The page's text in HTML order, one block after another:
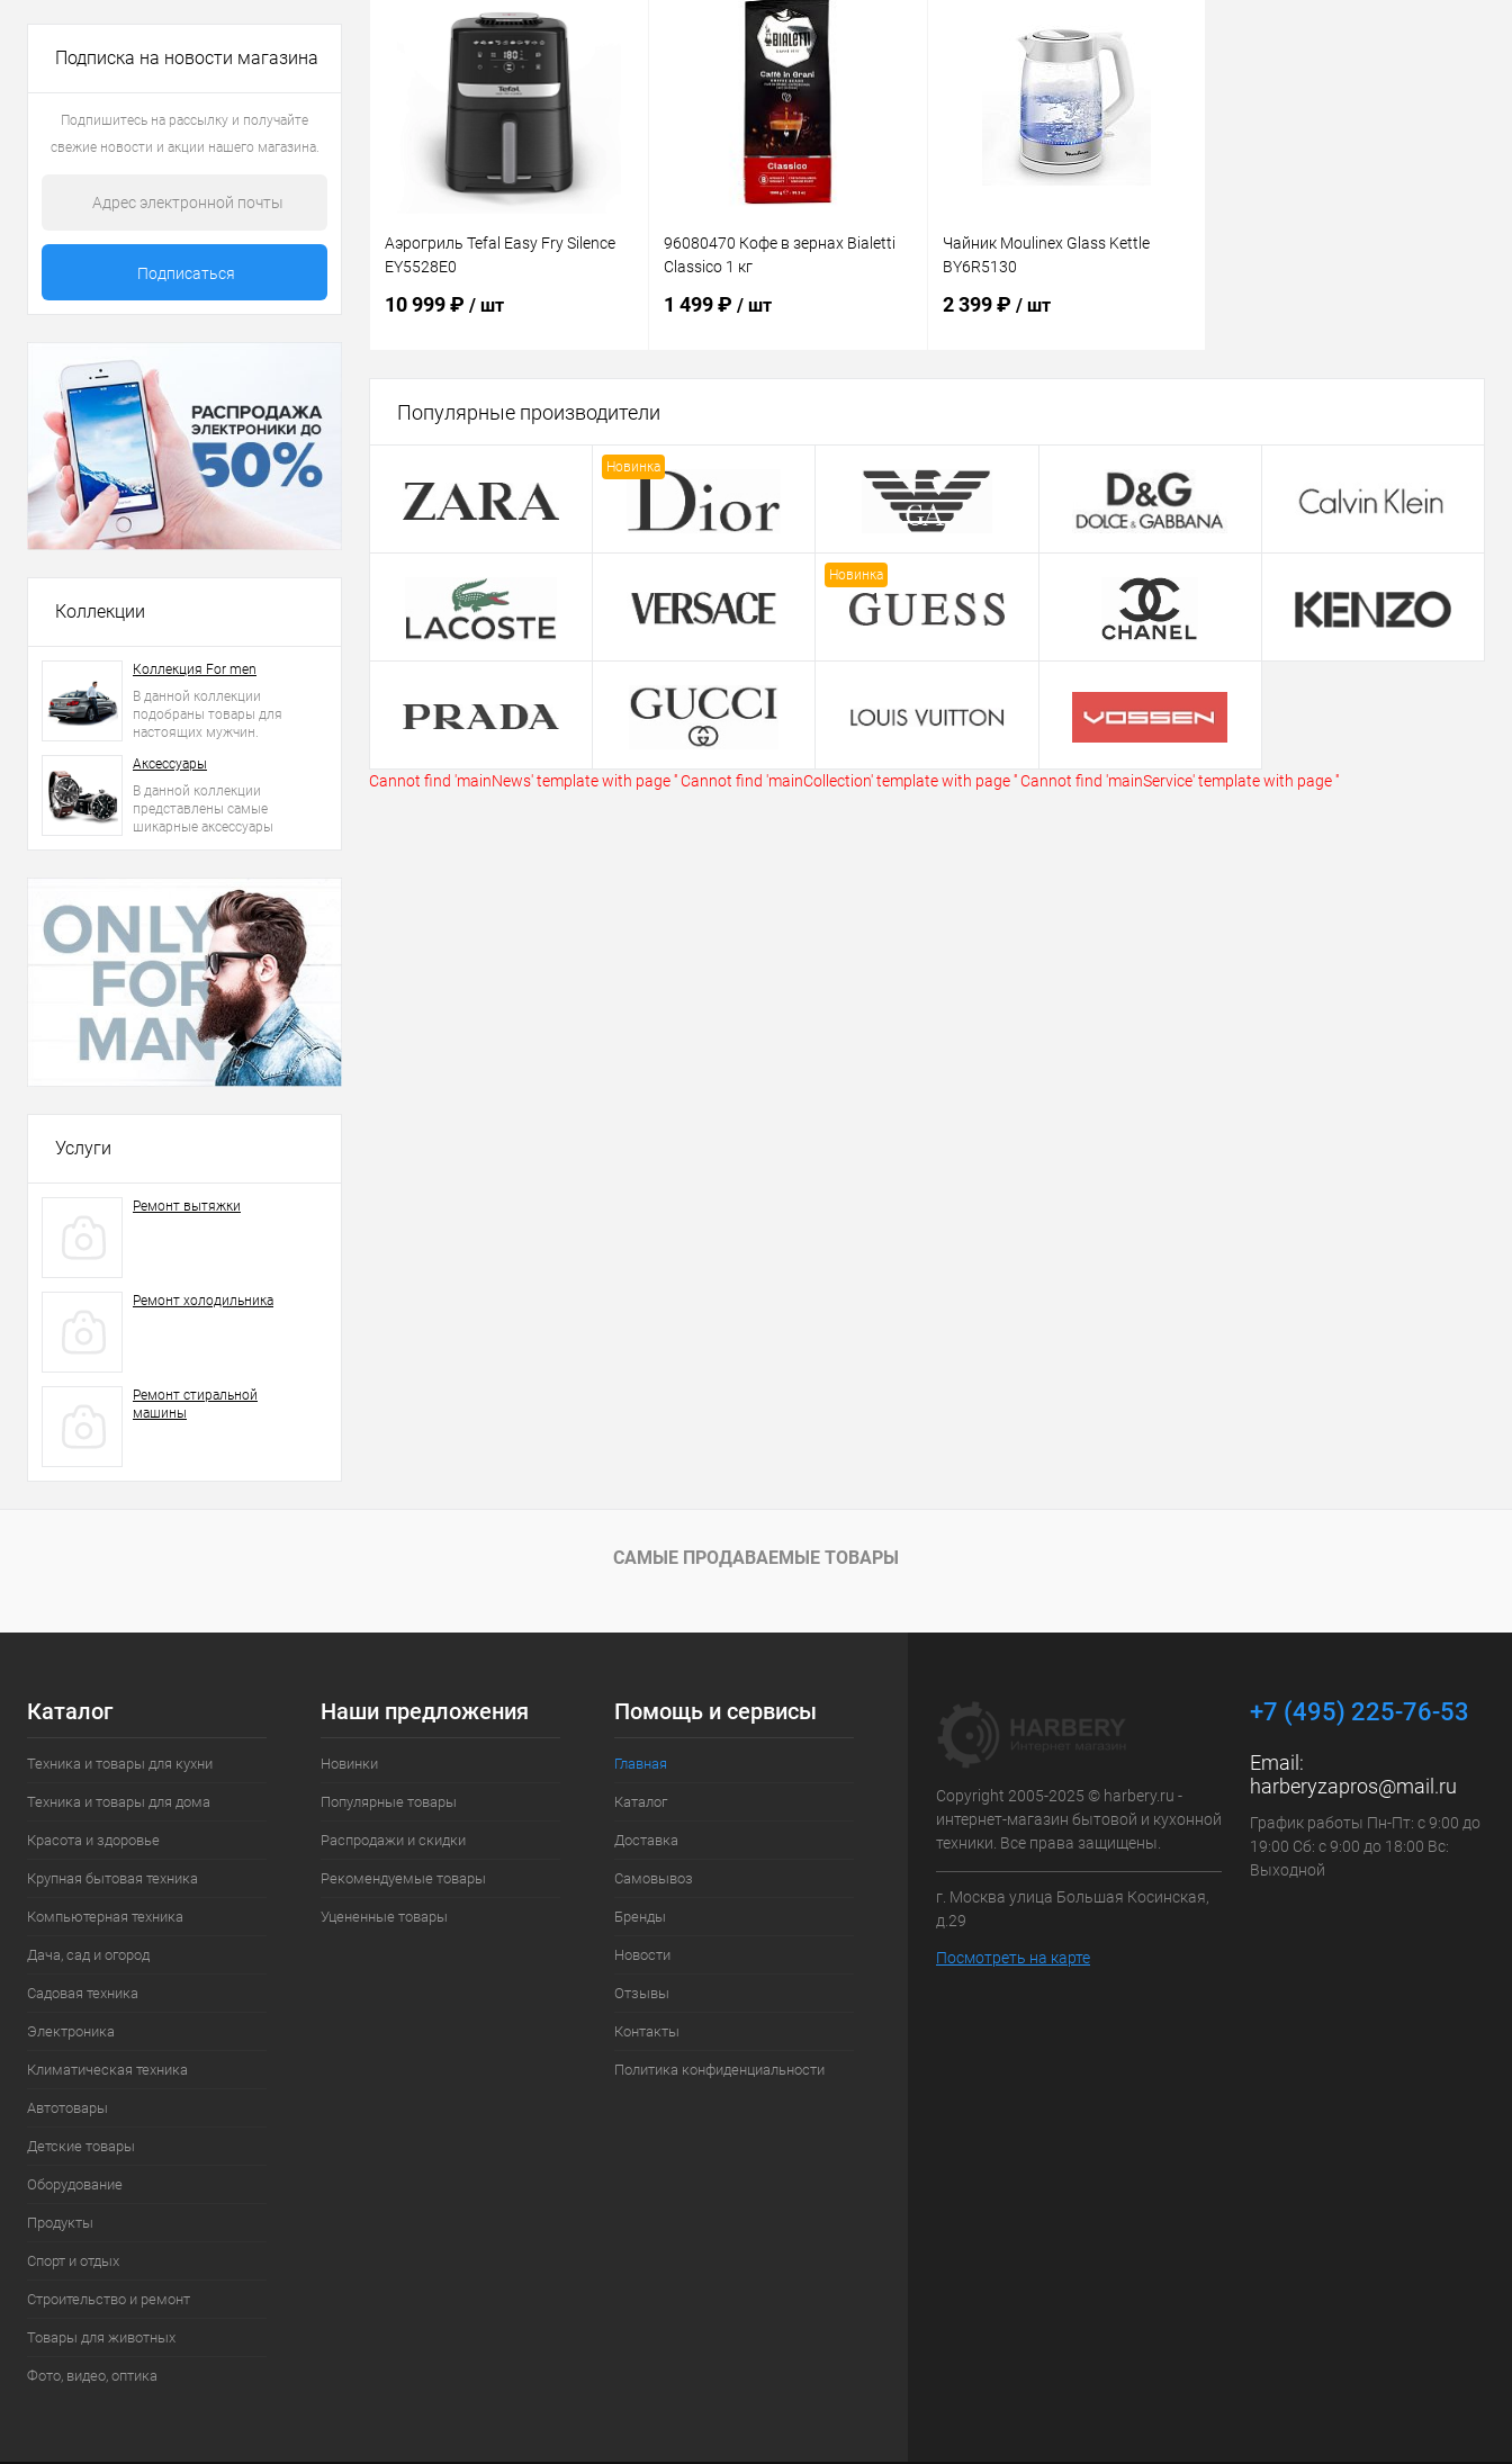
Подписка на новости магазина
Подпишитесь на рассылку и получайте
свежие новости и акции нашего магазина.
Коллекции
Коллекция For men
В данной коллекции
подобраны товары для
настоящих мужчин.
Аксессуары
В данной коллекции
представлены самые
шикарные аксессуары
Услуги
Ремонт вытяжки
Ремонт холодильника
Ремонт стиральной
машины
Аэрогриль Tefal Easy Fry Silence
EY5528E0
10 999 ₽ / шт
Сравнение
В избранное
96080470 Кофе в зернах Bialetti
Classico 1 кг
1 499 ₽ / шт
В избранное В наличии
Чайник Moulinex Glass Kettle
BY6R5130
2 399 ₽ / шт
В избранное В наличии
Популярные производители
Новинка
Новинка
Cannot find 'mainNews' template with page ''Cannot find 'mainCollection' template with page ''Cannot find 'mainService' template with page ''
САМЫЕ ПРОДАВАЕМЫЕ ТОВАРЫ
Каталог
Техника и товары для кухни
Техника и товары для дома
Красота и здоровье
Крупная бытовая техника
Компьютерная техника
Дача, сад и огород
Садовая техника
Электроника
Климатическая техника
Автотовары
Детские товары
Оборудование
Продукты
Спорт и отдых
Строительство и ремонт
Товары для животных
Фото, видео, оптика
Наши предложения
Новинки
Популярные товары
Распродажи и скидки
Рекомендуемые товары
Уцененные товары
Помощь и сервисы
Главная
Каталог
Доставка
Самовывоз
Бренды
Новости
Отзывы
Контакты
Политика конфиденциальности
Copyright 2005-2025 © harbery.ru -
интернет-магазин бытовой и кухонной
техники. Все права защищены.
г. Москва улица Большая Косинская,
д.29
Посмотреть на карте
+7 (495) 225-76-53
Email:
harberyzapros@mail.ru
График работы Пн-Пт: с 9:00 до
19:00 Сб: с 9:00 до 18:00 Вс:
Выходной